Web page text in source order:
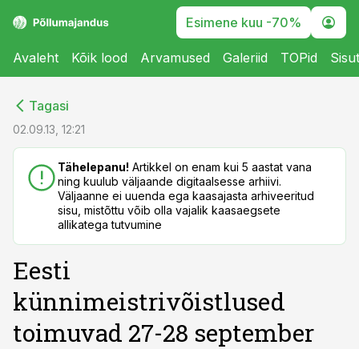
Esimene kuu -70%
Avaleht Kõik lood Arvamused Galeriid TOPid
Tagasi
02.09.13, 12:21
Tähelepanu! Artikkel on enam kui 5 aastat vana
ning kuulub väljaande digitaalsesse arhiivi.
Väljaanne ei uuenda ega kaasajasta arhiveeritud
sisu, mistõttu võib olla vajalik kaasaegsete
allikatega tutvumine
Eesti
künnimeistrivõistlused
toimuvad 27-28 september